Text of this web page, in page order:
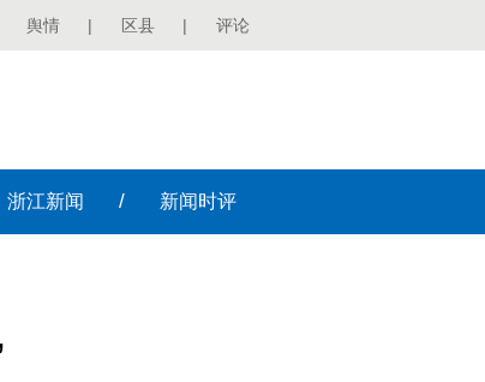
舆情 | 区县 | 评论
浙江新闻 / 新闻时评